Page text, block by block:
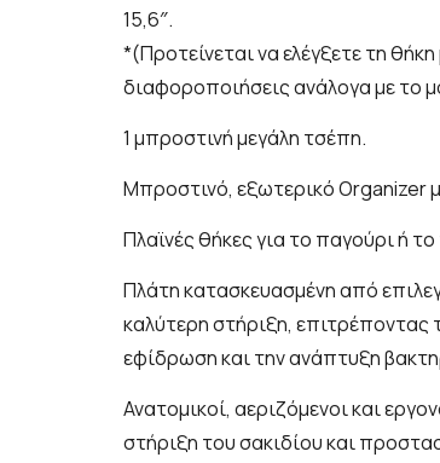
15,6″.
*(Προτείνεται να ελέγξετε τη
διαφοροποιήσεις ανάλογα με το
1 μπροστινή μεγάλη τσέπη.
Μπροστινό, εξωτερικό Organizer
Πλαϊνές θήκες για το παγούρι ή
Πλάτη κατασκευασμένη από
καλύτερη στήριξη, επιτρέποντας
εφίδρωση και την ανάπτυξη
Ανατομικοί, αεριζόμενοι και
στήριξη του σακιδίου και